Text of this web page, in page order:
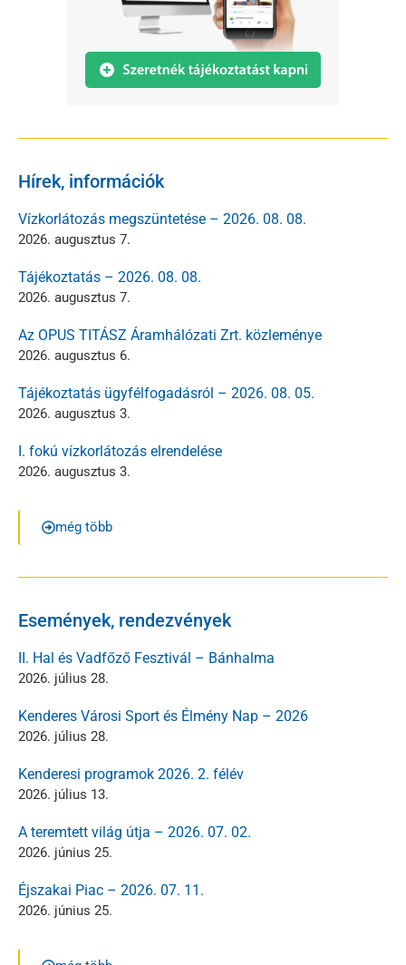
Hírek, információk
Vízkorlátozás megszüntetése – 2026. 08. 08.
2026. augusztus 7.
Tájékoztatás – 2026. 08. 08.
2026. augusztus 7.
Az OPUS TITÁSZ Áramhálózati Zrt. közleménye
2026. augusztus 6.
Tájékoztatás ügyfélfogadásról – 2026. 08. 05.
2026. augusztus 3.
I. fokú vízkorlátozás elrendelése
2026. augusztus 3.
még több
Események, rendezvények
II. Hal és Vadfőző Fesztivál – Bánhalma
2026. július 28.
Kenderes Városi Sport és Élmény Nap – 2026
2026. július 28.
Kenderesi programok 2026. 2. félév
2026. július 13.
A teremtett világ útja – 2026. 07. 02.
2026. június 25.
Éjszakai Piac – 2026. 07. 11.
2026. június 25.